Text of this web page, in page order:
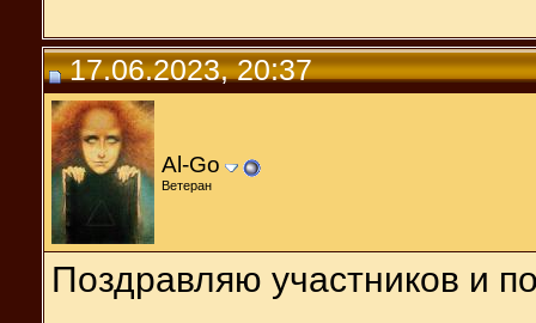
17.06.2023, 20:37
Al-Go
Ветеран
Поздравляю участников и